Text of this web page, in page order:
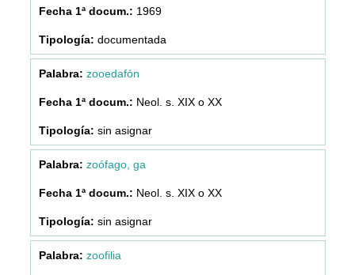
1969
documentada
zooedafón
Neol. s. XIX o XX
sin asignar
zoófago, ga
Neol. s. XIX o XX
sin asignar
zoofilia